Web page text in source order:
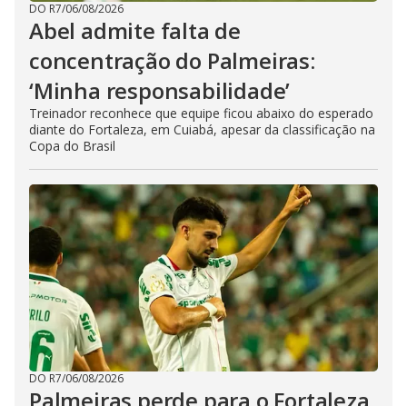
DO R7/06/08/2026
Abel admite falta de
concentração do Palmeiras:
‘Minha responsabilidade’
Treinador reconhece que equipe ficou abaixo do esperado
diante do Fortaleza, em Cuiabá, apesar da classificação na
Copa do Brasil
DO R7/06/08/2026